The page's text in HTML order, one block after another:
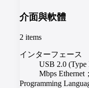
介面與軟體
2 items
インターフェース
USB 2.0 (Type
Mbps
Programming